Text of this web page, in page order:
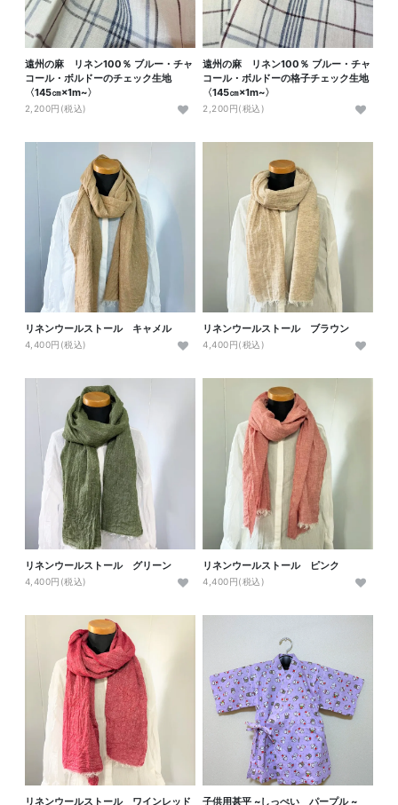
遠州の麻 リネン100％ ブルー・チャ
コール・ボルドーのチェック生地
〈145㎝×1m~〉
2,200円(税込)
遠州の麻 リネン100％ ブルー・チャ
コール・ボルドーの格子チェック生地
〈145㎝×1m~〉
2,200円(税込)
リネンウールストール キャメル
4,400円(税込)
リネンウールストール ブラウン
4,400円(税込)
リネンウールストール グリーン
4,400円(税込)
リネンウールストール ピンク
4,400円(税込)
リネンウールストール ワインレッド 子供用甚平 ~しっぺい パープル ~